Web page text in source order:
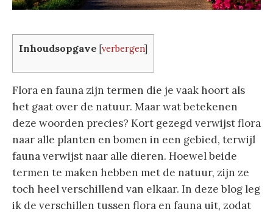
Inhoudsopgave [verbergen]
Flora en fauna zijn termen die je vaak hoort als
het gaat over de natuur. Maar wat betekenen
deze woorden precies? Kort gezegd verwijst flora
naar alle planten en bomen in een gebied, terwijl
fauna verwijst naar alle dieren. Hoewel beide
termen te maken hebben met de natuur, zijn ze
toch heel verschillend van elkaar. In deze blog leg
ik de verschillen tussen flora en fauna uit, zodat